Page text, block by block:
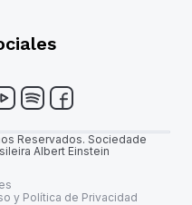
Reservados. Sociedade
Albert Einstein
y Política de Privacidad